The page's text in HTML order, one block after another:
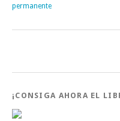
permanente
¡CONSIGA AHORA EL